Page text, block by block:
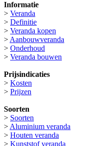
Informatie
> Veranda
> Definitie
> Veranda kopen
>Aanbouwveranda
> Onderhoud
> Veranda bouwen
Prijsindicaties
> Kosten
> Prijzen
Soorten
> Soorten
>Aluminium veranda
> Houten veranda
> Kunststof veranda